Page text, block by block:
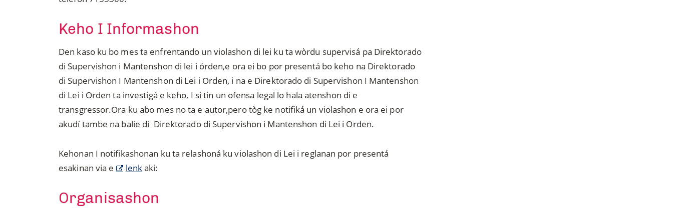
Keho I Informashon
Den kaso ku bo mes ta enfrentando un violashon di lei ku ta wòrdu supervisá pa Direktorado
di Supervishon i Mantenshon di lei i órden,e ora ei bo por presentá bo keho na Direktorado
di Supervishon I Mantenshon di Lei i Orden, i na e Direktorado di Supervishon I Mantenshon
di Lei i Orden ta investigá e keho, I si tin un ofensa legal lo hala atenshon di e
transgressor.Ora ku abo mes no ta e autor,pero tòg ke notifiká un violashon e ora ei por
akudí tambe na balie di Direktorado di Supervishon i Mantenshon di Lei i Orden.
Kehonan I notifikashonan ku ta relashoná ku violashon di Lei i reglanan por presentá
esakinan via e
lenkaki:
Organisashon